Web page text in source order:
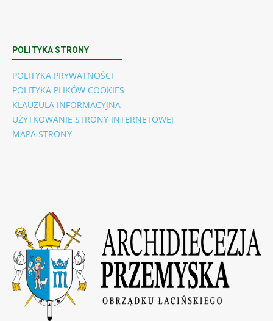
POLITYKA STRONY
POLITYKA PRYWATNOŚCI
POLITYKA PLIKÓW COOKIES
KLAUZULA INFORMACYJNA
UŻYTKOWANIE STRONY INTERNETOWEJ
MAPA STRONY